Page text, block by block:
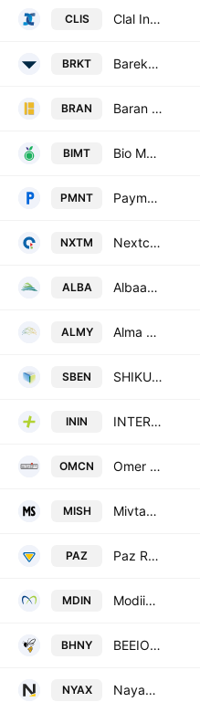
CLIS Clal Insurance Enterprises Holdings Limited
BRKT Bareket Capital Ltd.
BRAN Baran Group Ltd.
BIMT Bio Meat Foodtech - Limited Partnership
PMNT Payment Financial Technologies Ltd
NXTM Nextcom Ltd. (Israel)
ALBA Albaad Massuot Yitzhak Ltd.
ALMY Alma Yesodot Ltd
SBEN SHIKUN & BINUI ENERGY LTD
ININ INTER INDUSTRIES PLUS LTD
OMCN Omer Construction And Engineering Ltd
MISH Mivtach Shamir Holdings Ltd.
PAZ Paz Retail and Energy Ltd
MDIN Modiin Energy-Limited Partnership
BHNY BEEIO HONEY LTD
NYAX Nayax Ltd.